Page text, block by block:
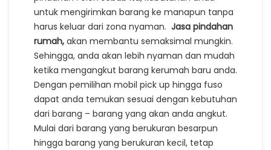
untuk mengirimkan barang ke manapun tanpa
harus keluar dari zona nyaman. Jasa pindahan
rumah, akan membantu semaksimal mungkin.
Sehingga, anda akan lebih nyaman dan mudah
ketika mengangkut barang kerumah baru anda.
Dengan pemilihan mobil pick up hingga fuso
dapat anda temukan sesuai dengan kebutuhan
dari barang – barang yang akan anda angkut.
Mulai dari barang yang berukuran besarpun
hingga barang yang berukuran kecil, tetap